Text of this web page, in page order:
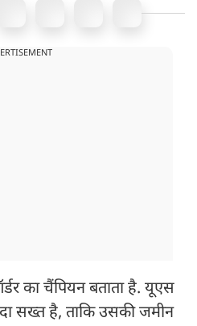
का चैंपियन बताता है. यूएस
सख्त है, ताकि उसकी जमीन